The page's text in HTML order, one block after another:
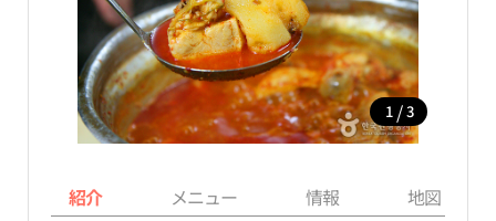
1 / 3
紹介 メニュー 情報 地図